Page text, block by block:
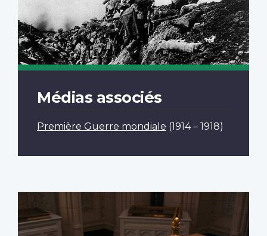
Médias associés
Première Guerre mondiale (1914 – 1918)